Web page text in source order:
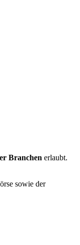
Branchen er­laubt.
sowie der